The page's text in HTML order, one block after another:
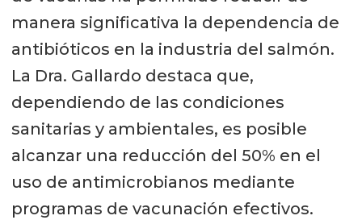
manera significativa la dependencia de
antibióticos en la industria del salmón.
La Dra. Gallardo destaca que,
dependiendo de las condiciones
sanitarias y ambientales, es posible
alcanzar una reducción del 50% en el
uso de antimicrobianos mediante
programas de vacunación efectivos.